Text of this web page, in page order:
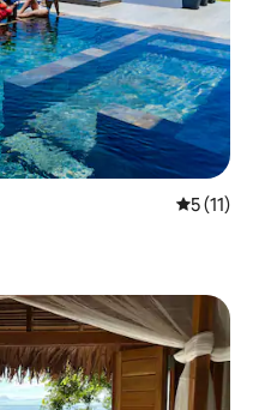
レビュー
5 (11)